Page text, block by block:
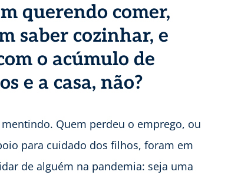
querendo comer,
saber cozinhar, e
o acúmulo de
e a casa, não?
Quem perdeu o emprego, ou
para cuidado dos filhos, foram em
de alguém na pandemia: seja uma